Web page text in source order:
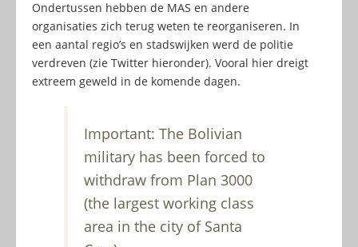
Ondertussen hebben de MAS en andere
organisaties zich terug weten te reorganiseren. In
een aantal regio’s en stadswijken werd de politie
verdreven (zie Twitter hieronder). Vooral hier dreigt
extreem geweld in de komende dagen.
Important: The Bolivian
military has been forced to
withdraw from Plan 3000
(the largest working class
area in the city of Santa